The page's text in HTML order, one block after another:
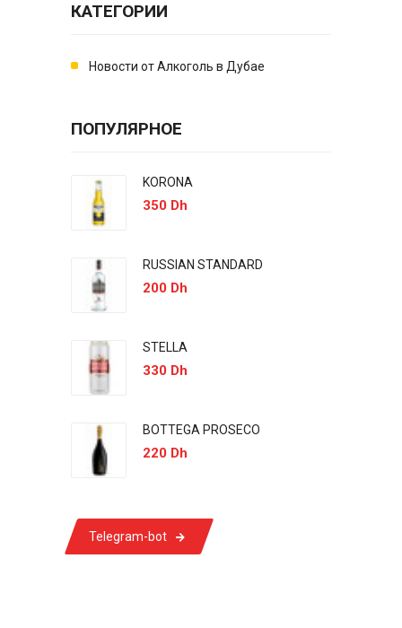
КАТЕГОРИИ
Новости от Алкоголь в Дубае
ПОПУЛЯРНОЕ
KORONA
350 Dh
RUSSIAN STANDARD
200 Dh
STELLA
330 Dh
BOTTEGA PROSECO
220 Dh
Telegram-bot